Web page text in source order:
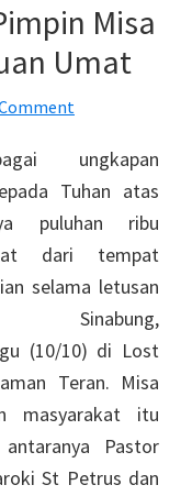
Misa
Umat
ungkapan
Tuhan atas
puluhan ribu
dari tempat
selama letusan
Sinabung,
(10/10) di Lost
Teran. Misa
masyarakat itu
Pastor
St Petrus dan